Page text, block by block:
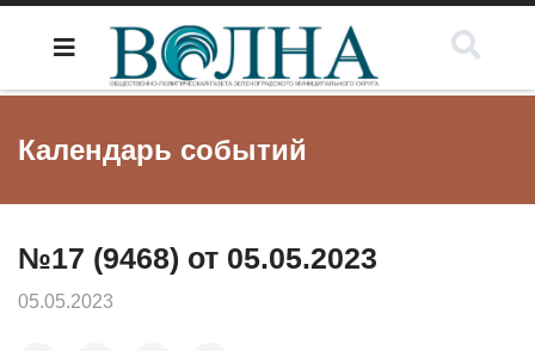
Календарь событий
№17 (9468) от 05.05.2023
05.05.2023